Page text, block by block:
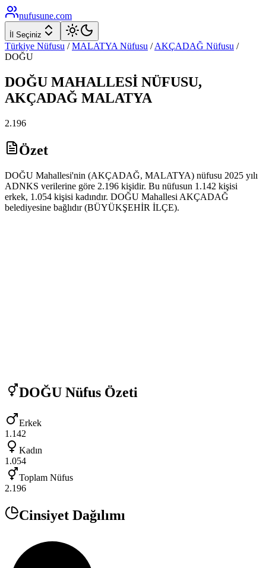
nufusune.com
İl Seçiniz
Türkiye Nüfusu / MALATYA Nüfusu / AKÇADAĞ Nüfusu /
DOĞU
DOĞU MAHALLESİ NÜFUSU,
AKÇADAĞ MALATYA
2.196
Özet
DOĞU Mahallesi'nin (AKÇADAĞ, MALATYA) nüfusu 2025 yılı
ADNKS verilerine göre 2.196 kişidir. Bu nüfusun 1.142 kişisi
erkek, 1.054 kişisi kadındır. DOĞU Mahallesi AKÇADAĞ
belediyesine bağlıdır (BÜYÜKŞEHİR İLÇE).
DOĞU Nüfus Özeti
Erkek
1.142
Kadın
1.054
Toplam Nüfus
2.196
Cinsiyet Dağılımı